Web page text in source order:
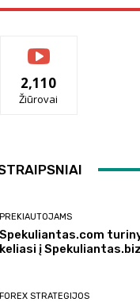
2,110
Žiūrovai
PREKIAUTOJAMS
Spekuliantas.com
keliasi į Spekuliantas.biz
FOREX STRATEGIJOS